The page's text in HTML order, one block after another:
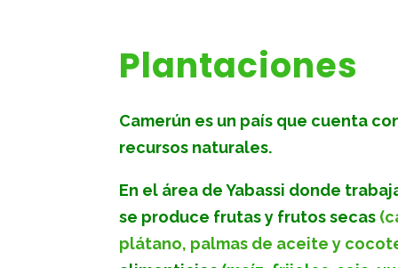
Plantaciones
Camerún es un país que cuenta
recursos naturales.
En el área de Yabassi donde
se produce frutas y frutos secas
plátano, palmas de aceite y